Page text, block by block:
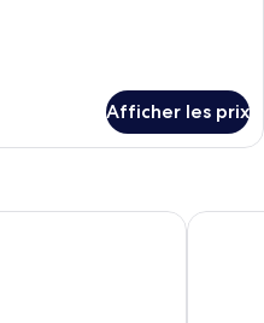
Afficher les prix
Hotel